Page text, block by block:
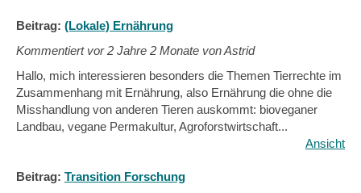
Beitrag: (Lokale) Ernährung
Kommentiert vor2 Jahre 2 Monate von Astrid
Hallo, mich interessieren besonders die Themen Tierrechte im
Zusammenhang mit Ernährung, also Ernährung die ohne die
Misshandlung von anderen Tieren auskommt: bioveganer
Landbau, vegane Permakultur, Agroforstwirtschaft...
Ansicht
Beitrag: Transition Forschung